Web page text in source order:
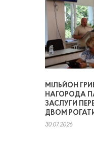
МІЛЬЙОН
НАГОРОДА
ЗАСЛУГИ
ДВОМ
30.07.2026